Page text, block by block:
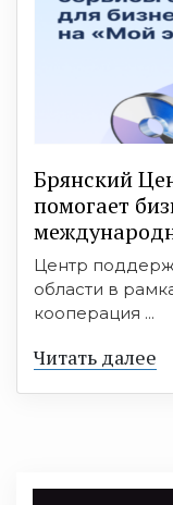
Брянский
помогает
Центр
области в
кооперация ...
Читать далее